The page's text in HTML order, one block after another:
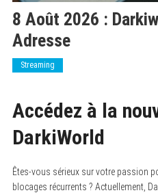
8 Août 2026 :
Adresse
Streaming
Accédez à la
DarkiWorld
Êtes-vous sérieux sur votre passion
blocages récurrents ? Actuellement,